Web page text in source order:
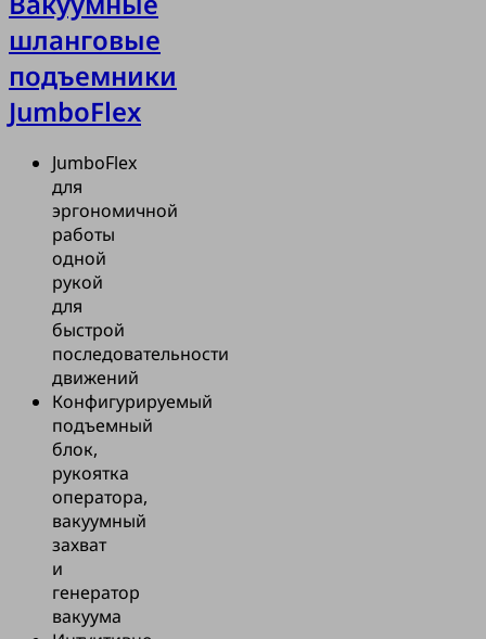
для
она
всасывать
Таким
за счет
эффекта.
управление
идеально
частого и
легких грузов
Работа,
с помощью
хорошо
шланговые
подъемники
JumboFlex
JumboFlex
для
эргономичной
работы
одной
рукой
для
быстрой
последовательности
движений
Конфигурируемый
подъемный
блок,
рукоятка
оператора,
вакуумный
захват
и
генератор
вакуума